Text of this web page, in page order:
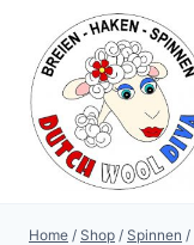
inhoud
Home / Shop / Spinnen /